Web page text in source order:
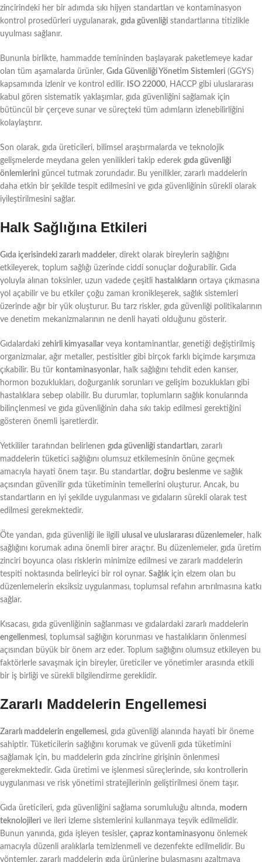
zincirindeki her bir adımda sıkı hijyen standartları ve kontaminasyon
kontrol prosedürleri uygulanarak, gıda güvenliği standartlarına titizlikle
uyulması sağlanır.
Bununla birlikte, hammadde temininden başlayarak paketlemeye kadar
olan tüm aşamalarda ürünler, Gıda Güvenliği Yönetim Sistemleri (GGYS)
kapsamında izlenir ve kontrol edilir. ISO 22000, HACCP gibi uluslararası
kabul gören sistematik yaklaşımlar, gıda güvenliğini sağlamak için
bütüncül bir çerçeve sunar ve süreçteki tüm adımların izlenebilirliğini
kolaylaştırır.
Son olarak, gıda üreticileri, bilimsel araştırmalarda ve teknolojik
gelişmelerde meydana gelen yenilikleri takip ederek gıda güvenliği
önlemlerini güncel tutmak zorundadır. Bu yenilikler, zararlı maddelerin
daha etkin bir şekilde tespit edilmesini ve gıda güvenliğinin sürekli olarak
iyileştirilmesini sağlar.
Halk Sağlığına Etkileri
Gıda içerisindeki zararlı maddeler, direkt olarak bireylerin sağlığını
etkileyerek, toplum sağlığı üzerinde ciddi sonuçlar doğurabilir. Gıda
yoluyla alınan toksinler, uzun vadede çeşitli hastalıkların ortaya çıkmasına
yol açabilir ve bu etkiler çoğu zaman kronikleşerek, sağlık sistemleri
üzerinde ağır bir yük oluşturur. Bu tarz riskler, gıda güvenliği politikalarının
ve denetim mekanizmalarının ne denli hayati olduğunu gösterir.
Gıdalardaki zehirli kimyasallar veya kontaminantlar, genetiği değiştirilmiş
organizmalar, ağır metaller, pestisitler gibi birçok farklı biçimde karşımıza
çıkabilir. Bu tür kontaminasyonlar, halk sağlığını tehdit eden kanser,
hormon bozuklukları, doğurganlık sorunları ve gelişim bozuklukları gibi
hastalıklara sebep olabilir. Bu durumlar, toplumların sağlık konularında
bilinçlenmesi ve gıda güvenliğinin daha sıkı takip edilmesi gerektiğini
gösteren önemli işaretlerdir.
Yetkililer tarafından belirlenen gıda güvenliği standartları, zararlı
maddelerin tüketici sağlığını olumsuz etkilemesinin önüne geçmek
amacıyla hayati önem taşır. Bu standartlar, doğru beslenme ve sağlık
açısından güvenilir gıda tüketiminin temellerini oluşturur. Ancak, bu
standartların en iyi şekilde uygulanması ve gıdaların sürekli olarak test
edilmesi gerekmektedir.
Öte yandan, gıda güvenliği ile ilgili ulusal ve uluslararası düzenlemeler, halk
sağlığını korumak adına önemli birer araçtır. Bu düzenlemeler, gıda üretim
zinciri boyunca olası risklerin minimize edilmesi ve zararlı maddelerin
tespiti noktasında belirleyici bir rol oynar. Sağlık için elzem olan bu
düzenlemelerin eksiksiz uygulanması, toplumsal refahın artırılmasına katkı
sağlar.
Kısacası, gıda güvenliğinin sağlanması ve gıdalardaki zararlı maddelerin
engellenmesi, toplumsal sağlığın korunması ve hastalıkların önlenmesi
açısından büyük bir önem arz eder. Toplum sağlığını olumsuz etkileyen bu
faktörlerle savaşmak için bireyler, üreticiler ve yönetimler arasında etkili
bir iş birliği ve sürekli bilgilendirme gereklidir.
Zararlı Maddelerin Engellemesi
Zararlı maddelerin engellemesi, gıda güvenliği alanında hayati bir öneme
sahiptir. Tüketicilerin sağlığını korumak ve güvenli gıda tüketimini
sağlamak için, bu maddelerin gıda zincirine girişinin önlenmesi
gerekmektedir. Gıda üretimi ve işlenmesi süreçlerinde, sıkı kontrollerin
uygulanması ve risk yönetimi stratejilerinin geliştirilmesi önem taşır.
Gıda üreticileri, gıda güvenliğini sağlama sorumluluğu altında, modern
teknolojileri ve ileri izleme sistemlerini kullanmaya teşvik edilmelidir.
Bunun yanında, gıda işleyen tesisler, çapraz kontaminasyonu önlemek
amacıyla düzenli aralıklarla temizlenmeli ve dezenfekte edilmelidir. Bu
yöntemler, zararlı maddelerin gıda ürünlerine bulaşmasını azaltmaya